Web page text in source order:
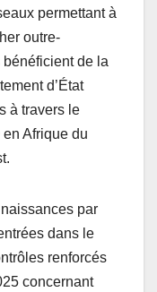
permettant à
outre-
de la
d’État
à travers le
Afrique du
par
dans le
renforcés
concernant